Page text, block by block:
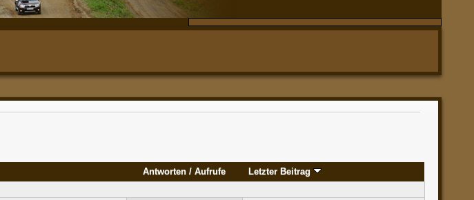
Antworten / Aufrufe Letzter Beitrag